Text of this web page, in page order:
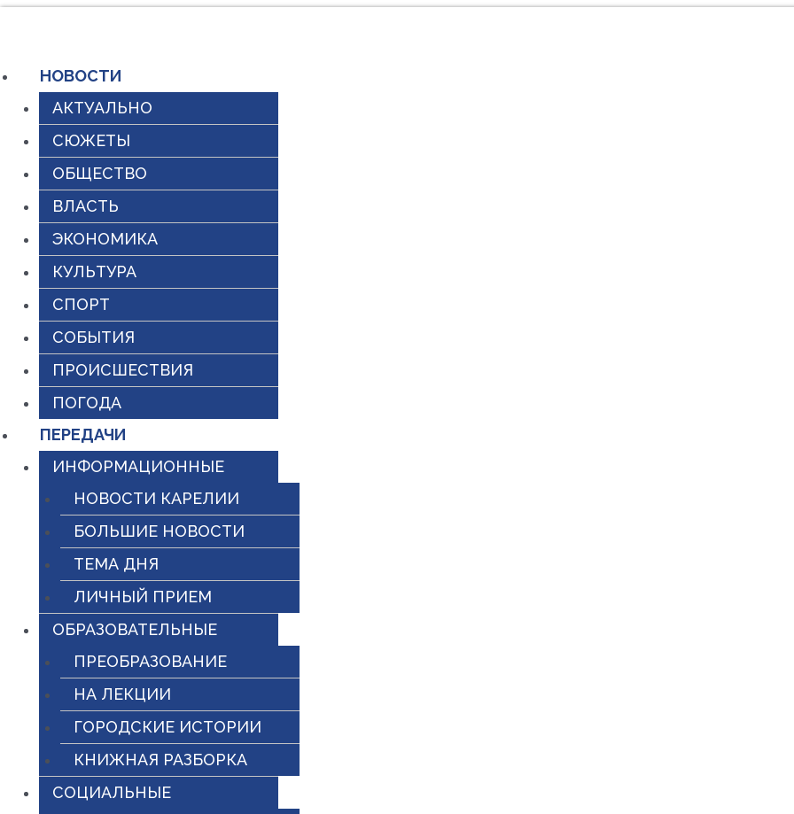
содержимому
НОВОСТИ
АКТУАЛЬНО
СЮЖЕТЫ
ОБЩЕСТВО
ВЛАСТЬ
ЭКОНОМИКА
КУЛЬТУРА
СПОРТ
СОБЫТИЯ
ПРОИСШЕСТВИЯ
ПОГОДА
ПЕРЕДАЧИ
ИНФОРМАЦИОННЫЕ
НОВОСТИ КАРЕЛИИ
БОЛЬШИЕ НОВОСТИ
ТЕМА ДНЯ
ЛИЧНЫЙ ПРИЕМ
ОБРАЗОВАТЕЛЬНЫЕ
ПРЕОБРАЗОВАНИЕ
НА ЛЕКЦИИ
ГОРОДСКИЕ ИСТОРИИ
КНИЖНАЯ РАЗБОРКА
СОЦИАЛЬНЫЕ